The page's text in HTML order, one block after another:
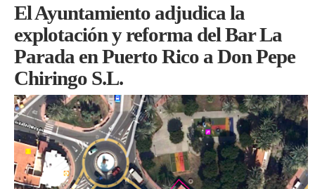
El Ayuntamiento adjudica la
explotación y reforma del Bar La
Parada en Puerto Rico a Don Pepe
Chiringo S.L.